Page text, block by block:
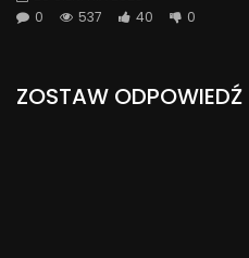
0
537 40 0
ZOSTAW ODPOWIEDŹ